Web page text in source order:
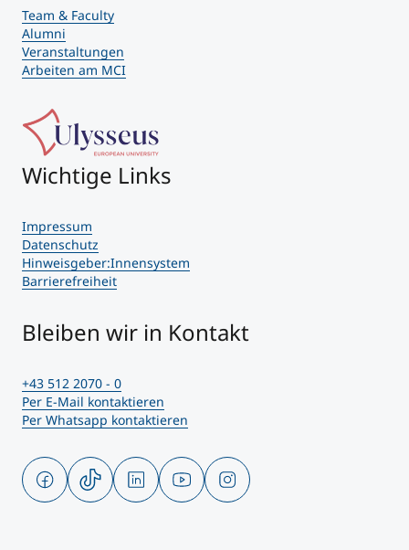
Team & Faculty
Alumni
Veranstaltungen
Arbeiten am MCI
Wichtige Links
Impressum
Datenschutz
Hinweisgeber:Innensystem
Barrierefreiheit
Bleiben wir in Kontakt
+43 512 2070 - 0
Per E-Mail kontaktieren
Per Whatsapp kontaktieren